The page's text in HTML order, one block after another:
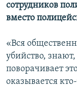
сотрудников
вместо
«Вся
убийство,
поворачивает
оказывается